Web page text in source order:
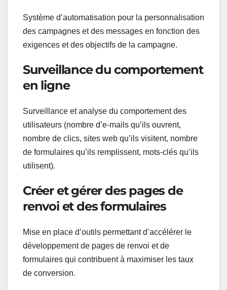
Système d’automatisation pour la personnalisation
des campagnes et des messages en fonction des
exigences et des objectifs de la campagne.
Surveillance du comportement
en ligne
Surveillance et analyse du comportement des
utilisateurs (nombre d’e-mails qu’ils ouvrent,
nombre de clics, sites web qu’ils visitent, nombre
de formulaires qu’ils remplissent, mots-clés qu’ils
utilisent).
Créer et gérer des pages de
renvoi et des formulaires
Mise en place d’outils permettant d’accélérer le
développement de pages de renvoi et de
formulaires qui contribuent à maximiser les taux
de conversion.